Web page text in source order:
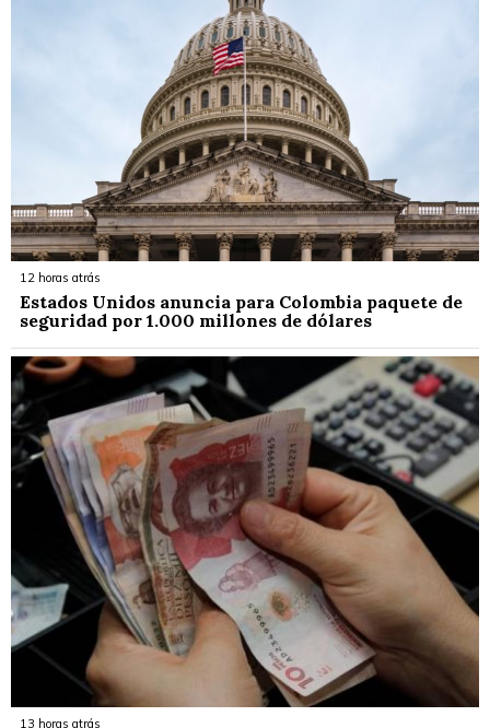
12 horas atrás
Estados Unidos anuncia para Colombia paquete de
seguridad por 1.000 millones de dólares
13 horas atrás